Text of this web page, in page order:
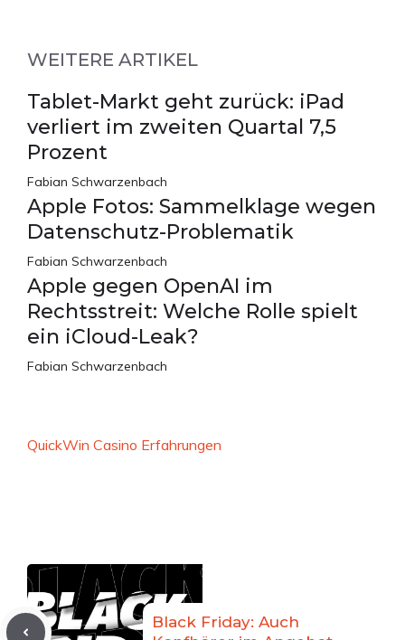
WEITERE ARTIKEL
Tablet-Markt geht zurück: iPad
verliert im zweiten Quartal 7,5
Prozent
Fabian Schwarzenbach
Apple Fotos: Sammelklage wegen
Datenschutz-Problematik
Fabian Schwarzenbach
Apple gegen OpenAI im
Rechtsstreit: Welche Rolle spielt
ein iCloud-Leak?
Fabian Schwarzenbach
QuickWin Casino Erfahrungen
Black Friday: Auch